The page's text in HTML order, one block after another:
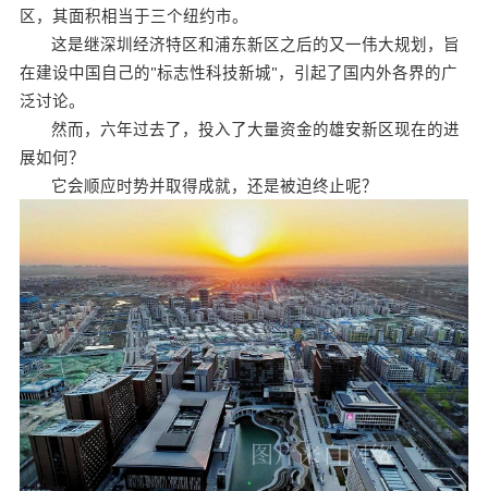
区，其面积相当于三个纽约市。
这是继深圳经济特区和浦东新区之后的又一伟大规划，旨
在建设中国自己的"标志性科技新城"，引起了国内外各界的广
泛讨论。
然而，六年过去了，投入了大量资金的雄安新区现在的进
展如何？
它会顺应时势并取得成就，还是被迫终止呢？